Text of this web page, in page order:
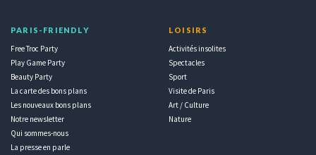
PARIS-FRIENDLY
Free Troc Party
Play Game Party
Beauty Party
La carte des bons plans
Les nouveaux bons plans
Notre newsletter
Qui sommes-nous
La presse en parle
LOISIRS
Activités insolites
Spectacles
Sport
Visite de Paris
Art / Culture
Nature